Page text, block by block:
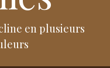
en plusieurs